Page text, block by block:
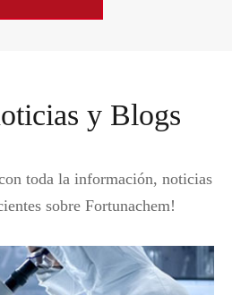
y Blogs
toda la información, noticias
sobre Fortunachem!